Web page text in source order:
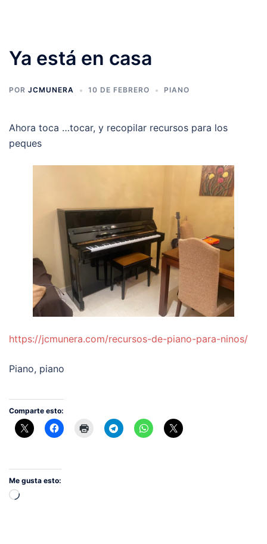
Ya está en casa
POR JCMUNERA 10 DE FEBRERO PIANO
Ahora toca …tocar, y recopilar recursos para los
peques
https://jcmunera.com/recursos-de-piano-para-ninos/
Piano, piano
Comparte esto:
Me gusta esto:
Cargando...